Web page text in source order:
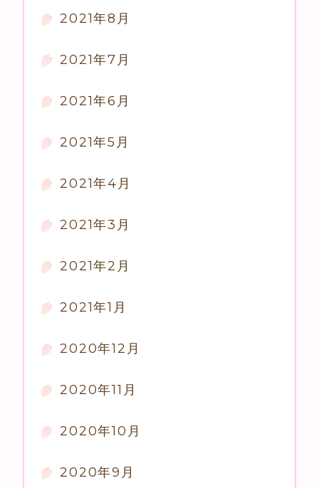
2021年8月
2021年7月
2021年6月
2021年5月
2021年4月
2021年3月
2021年2月
2021年1月
2020年12月
2020年11月
2020年10月
2020年9月